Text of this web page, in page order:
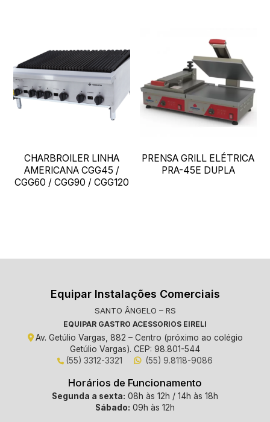
CHARBROILER LINHA
AMERICANA CGG45 /
CGG60 / CGG90 / CGG120
PRENSA GRILL ELÉTRICA
PRA-45E DUPLA
Equipar Instalações Comerciais
SANTO ÂNGELO – RS
EQUIPAR GASTRO ACESSORIOS EIRELI
Av. Getúlio Vargas, 882 – Centro (próximo ao colégio
Getúlio Vargas). CEP: 98.801-544
(55) 3312-3321
(55) 9.8118-9086
Horários de Funcionamento
Segunda a sexta: 08h às 12h / 14h às 18h
Sábado: 09h às 12h